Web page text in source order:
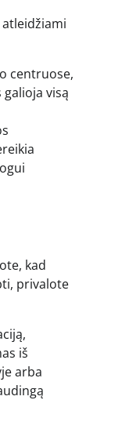
centruose,
visą
kad
privalote
iš
arba